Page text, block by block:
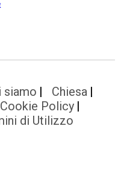
siamo
Chiesa
Cookie Policy
di Utilizzo